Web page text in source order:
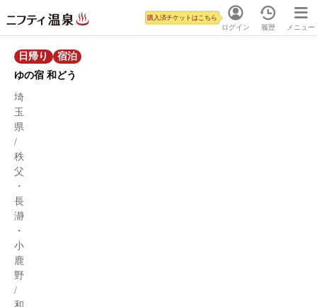
ログイン
購入済チケットはこちら
履歴 メニュー
日帰り
宿泊
ゆの宿 和どう
埼
玉
県
/
秩
父
・
長
瀞
・
小
鹿
野
/
和